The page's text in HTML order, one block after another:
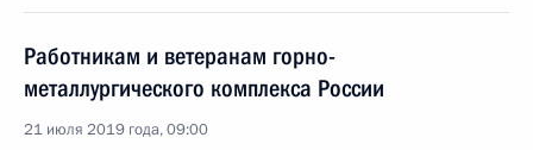
Работникам и ветеранам горно-
металлургического комплекса России
21 июля 2019 года, 09:00